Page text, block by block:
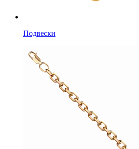
Подвески